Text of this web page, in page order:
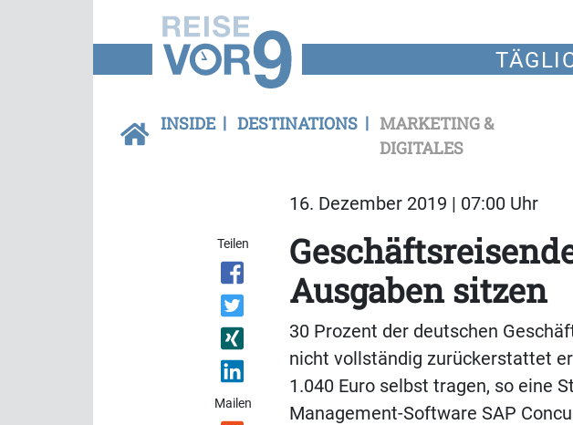
INSIDE DESTINATIONS
MARKETING &
DIGITALES
16. Dezember 2019 | 07:00 Uhr
Teilen
Mailen
Ausgaben sitzen
30 Prozent der deutschen
nicht vollständig zurückerstattet
1.040 Euro selbst tragen, so eine
Management-Software SAP